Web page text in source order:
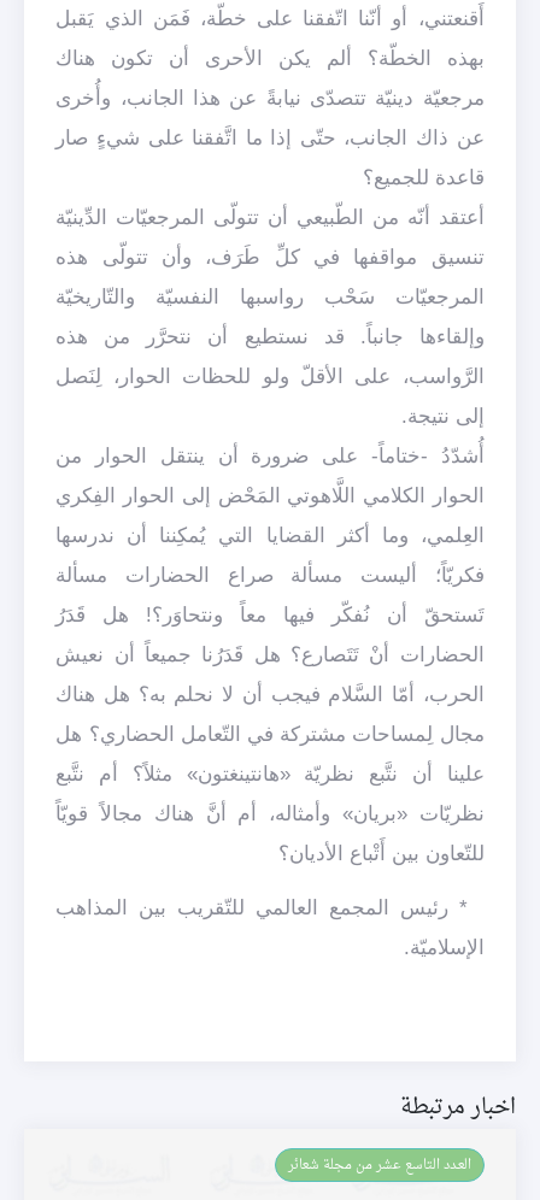
أَقنعتني، أو أنّنا اتّفقنا على خطّة، فَمَن الذي يَقبل
بهذه الخطّة؟ ألم يكن الأحرى أن تكون هناك
مرجعيّة دينيّة تتصدّى نيابةً عن هذا الجانب، وأُخرى
عن ذاك الجانب، حتّى إذا ما اتَّفقنا على شيءٍ صار
قاعدة للجميع؟
أعتقد أنّه من الطّبيعي أن تتولّى المرجعيّات الدِّينيّة
تنسيق مواقفها في كلِّ طَرَف، وأن تتولّى هذه
المرجعيّات سَحْب رواسبها النفسيّة والتّاريخيّة
وإلقاءها جانباً. قد نستطيع أن نتحرَّر من هذه
الرَّواسب، على الأقلّ ولو للحظات الحوار، لِنَصل
إلى نتيجة.
أُشدّدُ -ختاماً- على ضرورة أن ينتقل الحوار من
الحوار الكلامي اللَّاهوتي المَحْض إلى الحوار الفِكري
العِلمي، وما أكثر القضايا التي يُمكِننا أن ندرسها
فكريّاً؛ أليست مسألة صراع الحضارات مسألة
تَستحقّ أن نُفكّر فيها معاً ونتحاوَر؟! هل قَدَرُ
الحضارات أنْ تَتَصارع؟ هل قَدَرُنا جميعاً أن نعيش
الحرب، أمّا السَّلام فيجب أن لا نحلم به؟ هل هناك
مجال لِمساحات مشتركة في التّعامل الحضاري؟ هل
علينا أن نتَّبع نظريّة «هانتينغتون» مثلاً؟ أم نتَّبع
نظريّات «بريان» وأمثاله، أم أنَّ هناك مجالاً قويّاً
للتّعاون بين أَتْباع الأديان؟
* رئيس المجمع العالمي للتّقريب بين المذاهب
الإسلاميّة.
اخبار مرتبطة
العـدد التاسع عشر من مجلة شعائر